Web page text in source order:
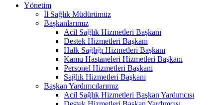
Yönetim
İl Sağlık Müdürümüz
Başkanlarımız
Acil Sağlık Hizmetleri Başkanı
Destek Hizmetleri Başkanı
Halk Sağlığı Hizmetleri Başkanı
Kamu Hastaneleri Hizmetleri Başkanı
Personel Hizmetleri Başkanı
Sağlık Hizmetleri Başkanı
Başkan Yardımcılarımız
Acil Sağlık Hizmetleri Başkan Yardımcısı